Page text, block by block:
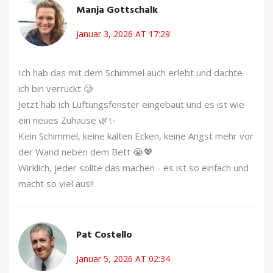
Manja Gottschalk
Januar 3, 2026 AT 17:29
Ich hab das mit dem Schimmel auch erlebt und dachte
ich bin verrückt 🥲
Jetzt hab ich Lüftungsfenster eingebaut und es ist wie
ein neues Zuhause 🌿✨
Kein Schimmel, keine kalten Ecken, keine Angst mehr vor
der Wand neben dem Bett 😭💖
Wirklich, jeder sollte das machen - es ist so einfach und
macht so viel aus!!
Pat Costello
Januar 5, 2026 AT 02:34